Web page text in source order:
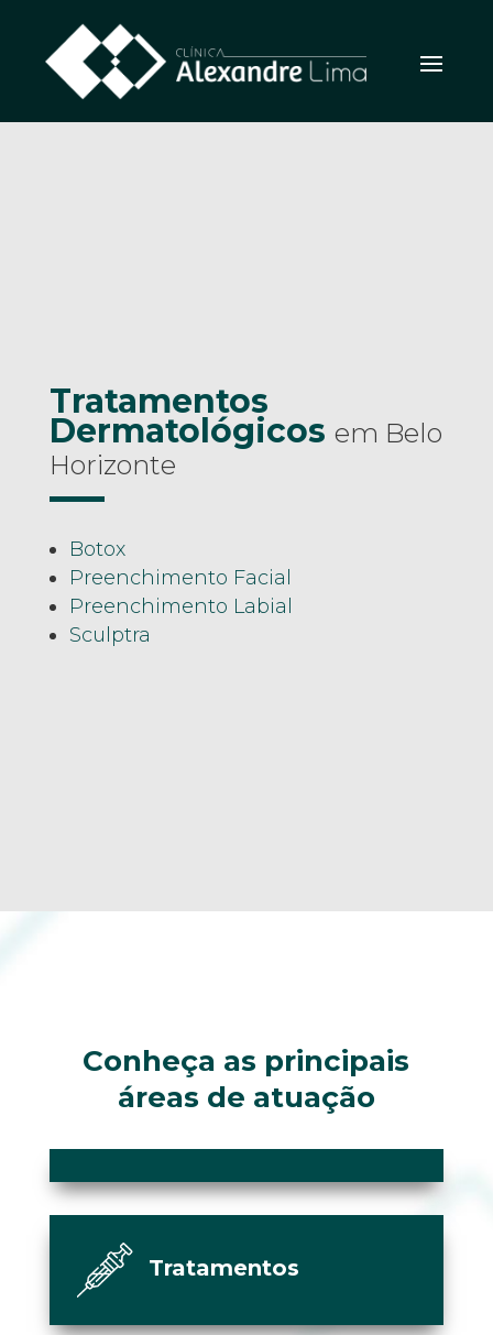
Tratamentos
Dermatológicos em Belo
Horizonte
Botox
Preenchimento Facial
Preenchimento Labial
Sculptra
Conheça as principais
áreas de atuação
Tratamentos